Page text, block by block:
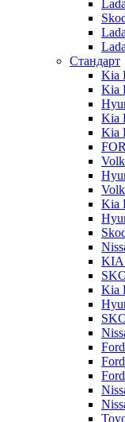
Стандарт
Kia
Kia
Kia
Kia
Kia
KIA
Kia